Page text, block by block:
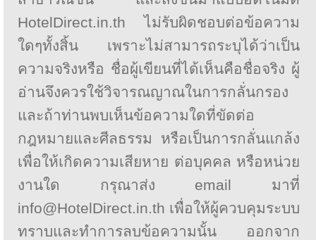
HotelDirect.in.th ไม่รับผิดชอบต่อข้อความ
ใดๆทั้งสิ้น เพราะไม่สามารถระบุได้ว่าเป็น
ความจริงหรือ ชื่อผู้เขียนที่ได้เห็นคือชื่อจริง ผู้
อ่านจึงควรใช้วิจารณญาณในการกลั่นกรอง
และถ้าท่านพบเห็นข้อความใดที่ขัดต่อ
กฎหมายและศีลธรรม หรือเป็นการกลั่นแกล้ง
เพื่อให้เกิดความเสียหาย ต่อบุคคล หรือหน่วย
งานใด กรุณาส่ง email มาที่
info@HotelDirect.in.th เพื่อให้ผู้ควบคุมระบบ
ทราบและทำการลบข้อความนั้น ออกจาก